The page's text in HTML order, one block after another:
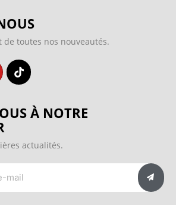
de toutes nos nouveautés.
À NOTRE
actualités.